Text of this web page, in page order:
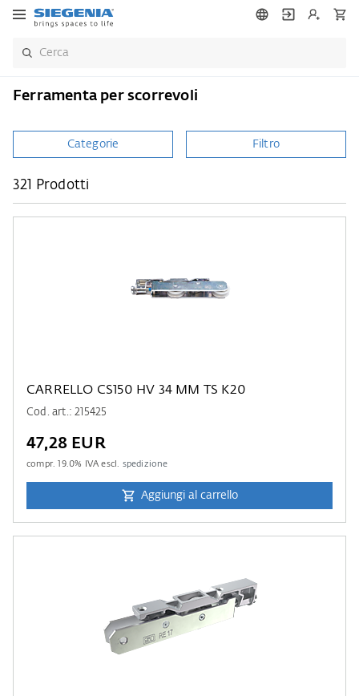
Ferramenta per scorrevoli
Categorie Filtro
321 Prodotti
CARRELLO CS150 HV 34 MM TS K20
Cod. art.: 215425
47,28 EUR
compr.19.0% IVA escl. spedizione
Aggiungi al carrello